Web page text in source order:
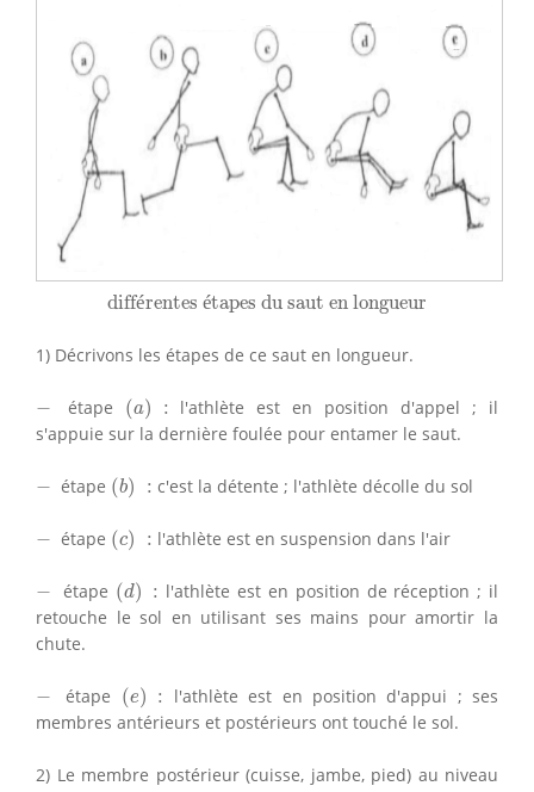
différentes étapes du saut en longueur
différentes étapes du saut en longueur
1) Décrivons les étapes de ce saut en longueur.
−
− étape (a) :
(a)
l'athlète est en position d'appel ; il
s'appuie sur la dernière foulée pour entamer le saut.
−
− étape (b) :
(b) c'est la détente ; l'athlète décolle du sol
−
− étape (c) :
(c) l'athlète est en suspension dans l'air
−
− étape (d) :
(d)
l'athlète est en position de réception ; il
retouche le sol en utilisant ses mains pour amortir la
chute.
−
− étape (e) :
(e)
l'athlète est en position d'appui ; ses
membres antérieurs et postérieurs ont touché le sol.
2) Le membre postérieur (cuisse, jambe, pied) au niveau